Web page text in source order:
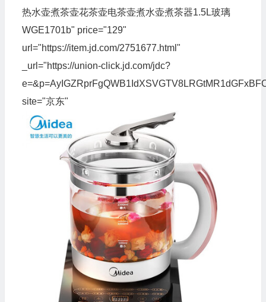
热水壶煮茶壶花茶壶电茶壶煮水壶煮茶器1.5L玻璃
WGE1701b" price="129"
url="https://item.jd.com/2751677.html"
_url="https://union-click.jd.com/jdc?
site="京东"